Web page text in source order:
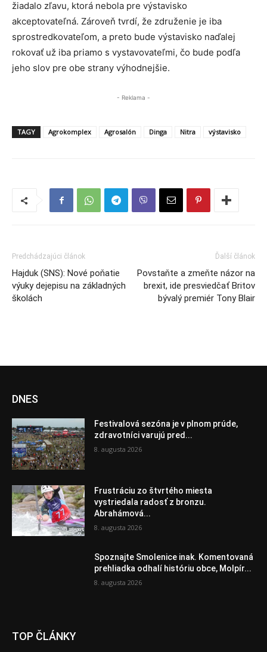
žiadalo zľavu, ktorá nebola pre výstavisko
akceptovateľná. Zároveň tvrdí, že združenie je iba
sprostredkovateľom, a preto bude výstavisko naďalej
rokovať už iba priamo s vystavovateľmi, čo bude podľa
jeho slov pre obe strany výhodnejšie.
- Reklama -
TAGY Agrokomplex Agrosalón Dinga Nitra výstavisko
Predchádzajúci článok
Hajduk (SNS): Nové poňatie
výuky dejepisu na základných
školách
Ďalší článok
Povstaňte a zmeňte názor na
brexit, ide presviedčať Britov
bývalý premiér Tony Blair
DNES
Festivalová sezóna je v plnom prúde,
zdravotníci varujú pred...
8. augusta 2026
Frustráciu zo štvrtého miesta
vystriedala radosť z bronzu.
Abrahámová...
8. augusta 2026
Spoznajte Smolenice inak. Komentovaná
prehliadka odhalí históriu obce, Molpír...
8. augusta 2026
TOP ČLÁNKY